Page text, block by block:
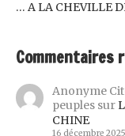
… A LA CHEVILLE
Commentaires
Anonyme
peuplessur
CHINE
16 décembre 2025